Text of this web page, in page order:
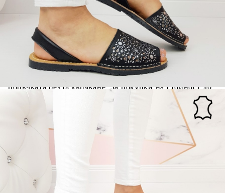
Когато плащате с NewPay, всъщност NewPay плаща
поръчката Ви вместо Вас. Вие я получавате и
разполагате с три начина да я платите към тях:
Отложено до 30 дни от момента на изпращане на
поръчката без оскъпяване. За покупки на стойност до
400 лв. / €204,52
Плащане на 4 вноски. Заплащате 20% от стойността на
поръчката си на момента с карта. Останалата сума се
разделя на 3 равни месечни вноски без оскъпяване. За
покупки на стойност до 1000 лв. / €511.31
Плащане на 6 вноски. Стойността на поръчката се
разпределя в 6 равни месечни вноски с оскъпяване. За
покупки на стойност до 2000 лв. / €1022.61
Credit calculator
Равни сандали в черен цвят от естествена кожа- Britni